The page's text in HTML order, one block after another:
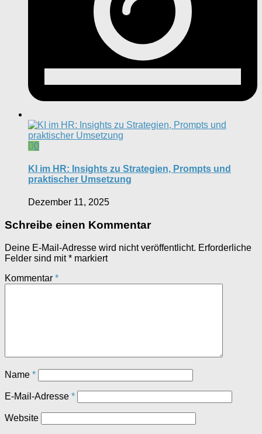
0
KI im HR: Insights zu Strategien, Prompts und
praktischer Umsetzung
Dezember 11, 2025
Schreibe einen Kommentar
Deine E-Mail-Adresse wird nicht veröffentlicht. Erforderliche
Felder sind mit* markiert
Kommentar *
Name *
E-Mail-Adresse *
Website